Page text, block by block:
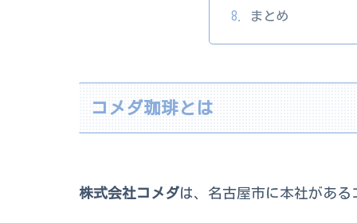
まとめ
コメダ珈琲とは
株式会社コメダは、名古屋市に本社があ